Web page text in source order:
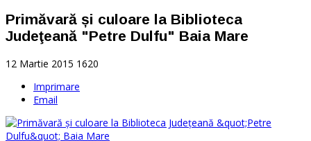
Primăvară și culoare la Biblioteca
Judeţeană "Petre Dulfu" Baia Mare
12 Martie 2015 1620
Imprimare
Email